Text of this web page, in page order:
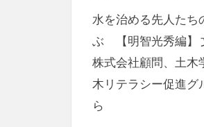
水を治める先人たち
ぶ 【明智光秀編】
株式会社顧問、土木
木リテラシー促進
ら